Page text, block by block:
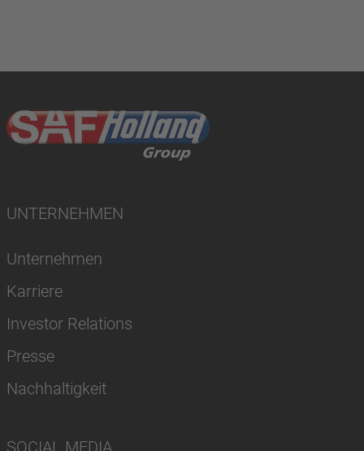
UNTERNEHMEN
Unternehmen
Karriere
Investor Relations
Presse
Nachhaltigkeit
SOCIAL MEDIA